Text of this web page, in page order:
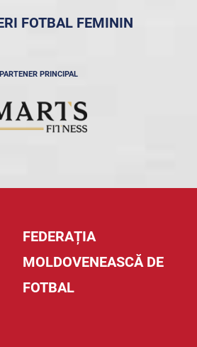
FOTBAL FEMININ
PARTENER PRINCIPAL
FEDERAȚIA
MOLDOVENEASCĂ DE
FOTBAL